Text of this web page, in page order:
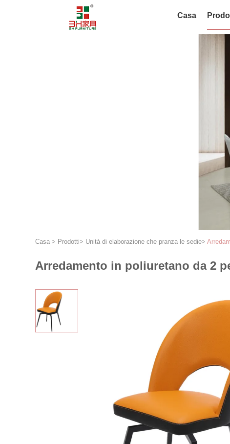
Casa
Casa > Prodotti> Unità di elaborazione che pranza le sedie>
Arredamento in poliuretano da 2